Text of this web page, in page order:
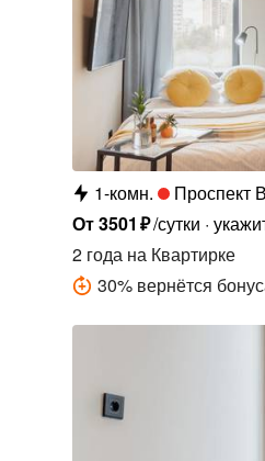
1-комн.
Проспект
От3501 ₽/сутки
2 годана Квартирке
30% вернётся